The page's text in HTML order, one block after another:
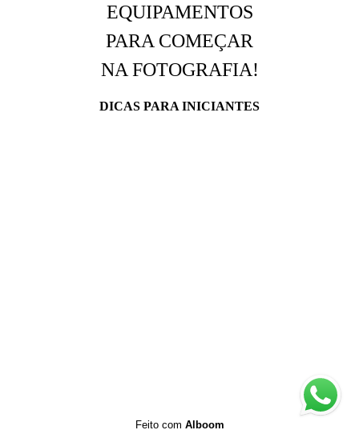
EQUIPAMENTOS
PARA COMEÇAR
NA FOTOGRAFIA!
DICAS PARA INICIANTES
Feito com Alboom